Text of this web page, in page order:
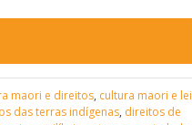
maori e direitos, cultura maori e lei
das terras indígenas, direitos de